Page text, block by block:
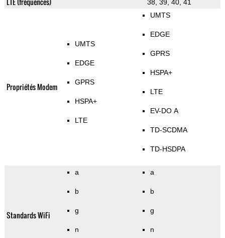
38, 39, 40, 41
Propriétés Modem
UMTS
EDGE
GPRS
HSPA+
LTE
UMTS
EDGE
GPRS
HSPA+
LTE
EV-DO A
TD-SCDMA
TD-HSDPA
Standards WiFi
a
b
g
n
a
b
g
n